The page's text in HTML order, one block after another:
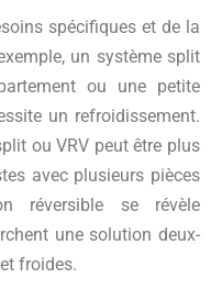
spécifiques et de la
un système split
ou une petite
un refroidissement.
ou VRV peut être plus
avec plusieurs pièces
réversible se révèle
une solution deux-
froides.